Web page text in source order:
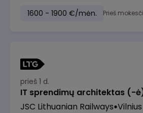
1600 - 1900 €/mėn. Prieš
prieš 1 d.
IT sprendimų architektas (-
JSC Lithuanian Railways Vilnius